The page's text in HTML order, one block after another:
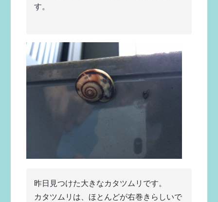
す。
昨日見つけた大きなカタツムリです。
カタツムリは、ほとんどが右巻きらしいで